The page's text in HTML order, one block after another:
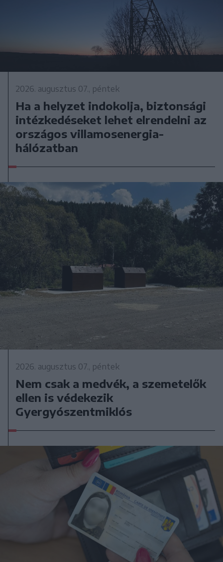
2026. augusztus 07., péntek
Ha a helyzet indokolja, biztonsági
intézkedéseket lehet elrendelni az
országos villamosenergia-
hálózatban
2026. augusztus 07., péntek
Nem csak a medvék, a szemetelők
ellen is védekezik
Gyergyószentmiklós